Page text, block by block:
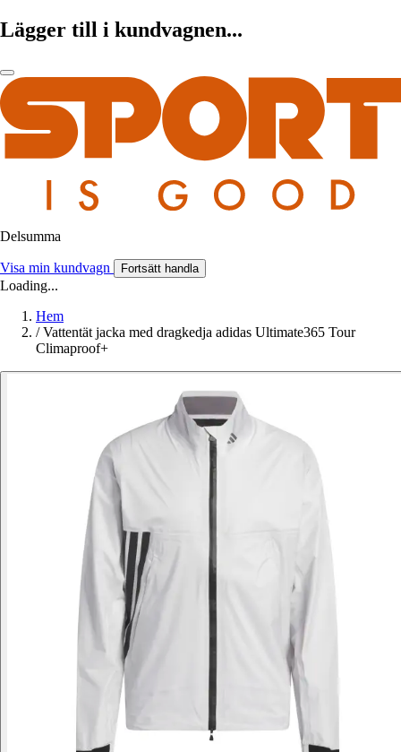
Lägger till i kundvagnen...
Delsumma
Visa min kundvagn Fortsätt handla
Loading...
Hem
/ Vattentät jacka med dragkedja adidas Ultimate365 Tour
Climaproof+